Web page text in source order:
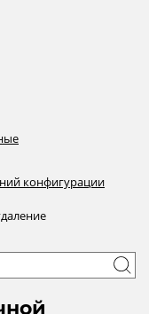
конфигурации